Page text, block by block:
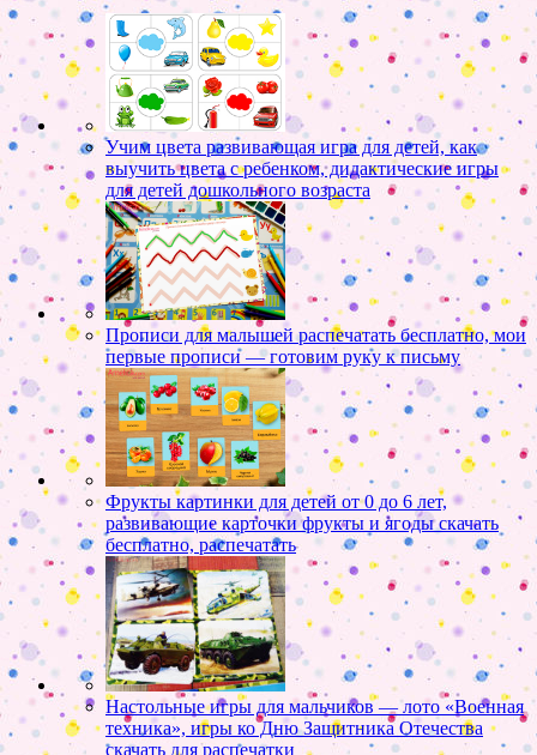
Учим цвета развивающая игра для детей, как
выучить цвета с ребенком, дидактические игры
для детей дошкольного возраста
Прописи для малышей распечатать бесплатно, мои
первые прописи — готовим руку к письму
Фрукты картинки для детей от 0 до 6 лет,
развивающие карточки фрукты и ягоды скачать
бесплатно, распечатать
Настольные игры для мальчиков — лото «Военная
техника», игры ко Дню Защитника Отечества
скачать для распечатки